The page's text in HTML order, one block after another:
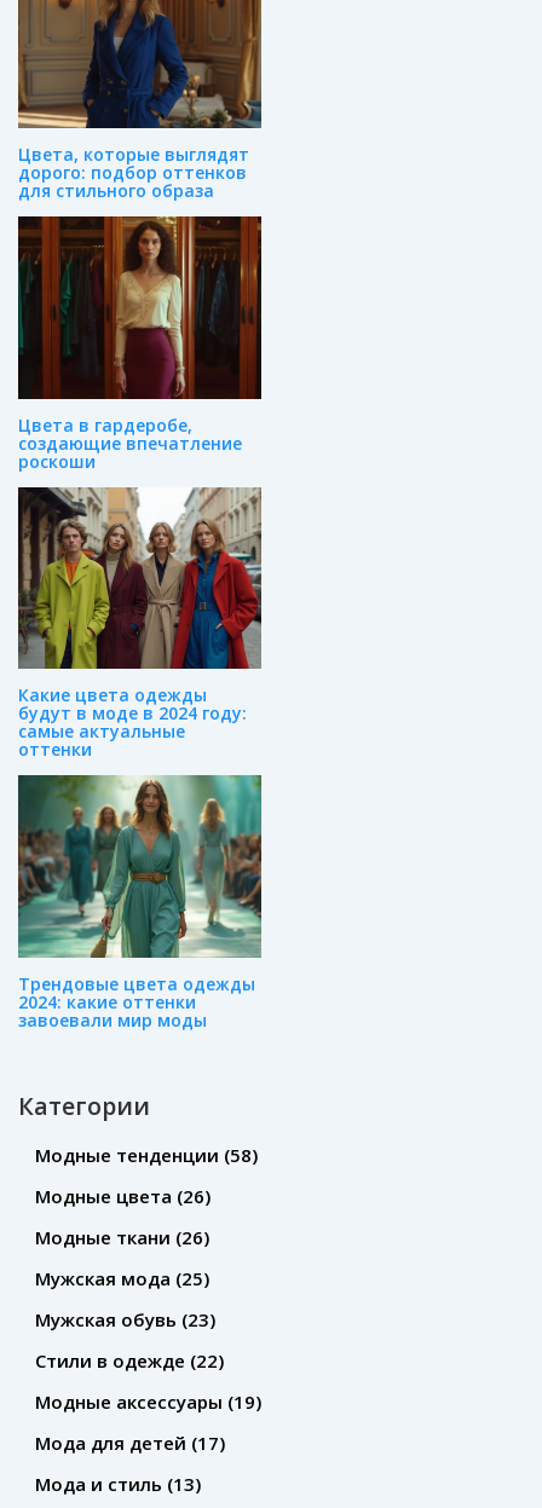
Цвета, которые выглядят
дорого: подбор оттенков
для стильного образа
Цвета в гардеробе,
создающие впечатление
роскоши
Какие цвета одежды
будут в моде в 2024 году:
самые актуальные
оттенки
Трендовые цвета одежды
2024: какие оттенки
завоевали мир моды
Категории
Модные тенденции (58)
Модные цвета (26)
Модные ткани (26)
Мужская мода (25)
Мужская обувь (23)
Стили в одежде (22)
Модные аксессуары (19)
Мода для детей (17)
Мода и стиль (13)